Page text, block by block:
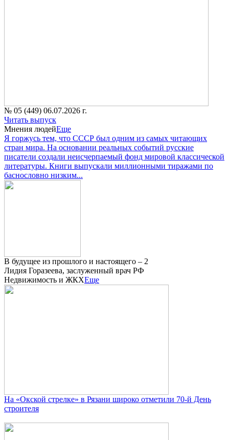
№ 05 (449) 06.07.2026 г.
Читать выпуск
Мнения людейЕще
Я горжусь тем, что СССР был одним из самых читающих
стран мира. На основании реальных событий русские
писатели создали неисчерпаемый фонд мировой классической
литературы. Книги выпускали миллионными тиражами по
баснословно низким...
В будущее из прошлого и настоящего – 2
Лидия Горазеева, заслуженный врач РФ
Недвижимость и ЖКХЕще
На «Окской стрелке» в Рязани широко отметили 70-й День
строителя